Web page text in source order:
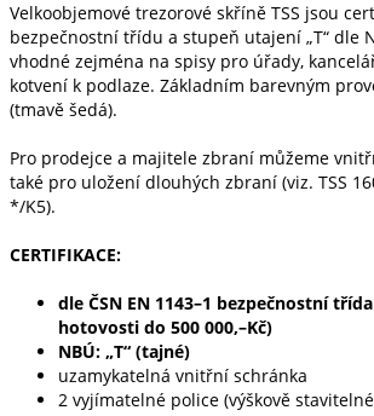
Velkoobjemové trezorové skříně TSS jsou
bezpečnostní třídu a stupeň utajení „T“ dle
vhodné zejména na spisy pro úřady,
kotvení k podlaze. Základním barevným
(tmavě šedá).
Pro prodejce a majitele zbraní můžeme
také pro uložení dlouhých zbraní (viz. TSS
*/K5).
CERTIFIKACE:
dle ČSN EN 1143–1 bezpečnostní
hotovosti do 500 000,–Kč)
NBÚ: „T“ (tajné)
uzamykatelná vnitřní schránka
2 vyjímatelné police (výškově